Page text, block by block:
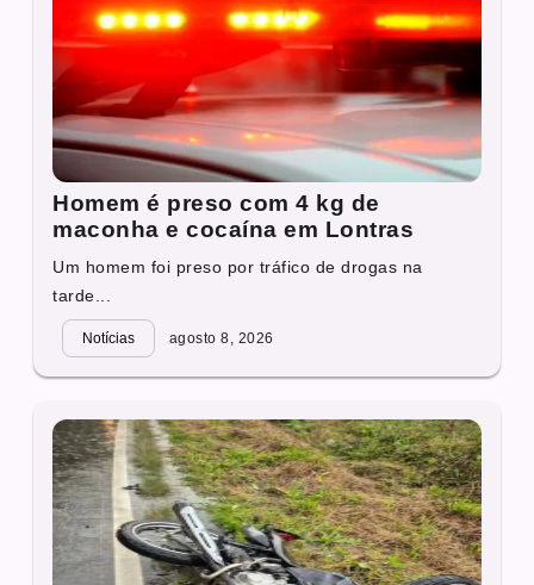
Homem é preso com 4 kg de
maconha e cocaína em Lontras
Um homem foi preso por tráfico de drogas na
tarde...
Notícias agosto 8, 2026